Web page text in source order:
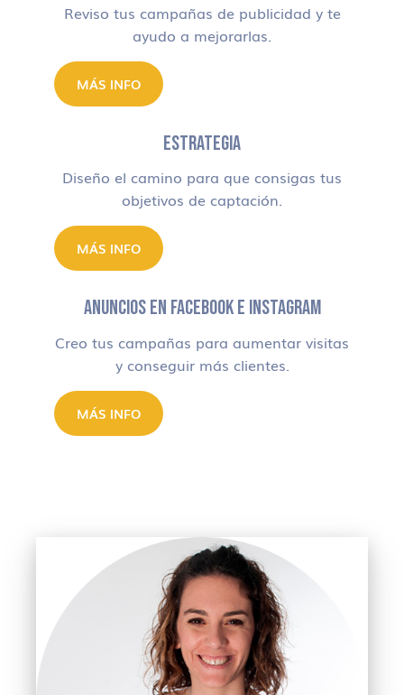
Reviso tus campañas de publicidad y te
ayudo a mejorarlas.
MÁS INFO
ESTRATEGIA
Diseño el camino para que consigas tus
objetivos de captación.
MÁS INFO
ANUNCIOS EN FACEBOOK E INSTAGRAM
Creo tus campañas para aumentar visitas
y conseguir más clientes.
MÁS INFO